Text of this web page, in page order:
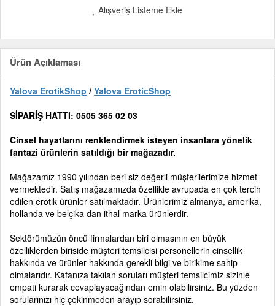
Alışveriş Listeme Ekle
Ürün Açıklaması
Yalova ErotikShop / Yalova EroticShop
SİPARİŞ HATTI: 0505 365 02 03
Cinsel hayatlarını renklendirmek isteyen insanlara yönelik
fantazi ürünlerin satıldığı bir mağazadır.
Mağazamız 1990 yılından beri siz değerli müşterilerimize hizmet
vermektedir. Satış mağazamızda özellikle avrupada en çok tercih
edilen erotik ürünler satılmaktadır. Ürünlerimiz almanya, amerika,
hollanda ve belçika dan ithal marka ürünlerdir.
Sektörümüzün öncü firmalardan biri olmasının en büyük
özelliklerden biriside müşteri temsilcisi personellerin cinsellik
hakkında ve ürünler hakkında gerekli bilgi ve birikime sahip
olmalarıdır. Kafanıza takılan soruları müşteri temsilcimiz sizinle
empati kurarak cevaplayacağından emin olabilirsiniz. Bu yüzden
sorularınızı hiç çekinmeden arayıp sorabilirsiniz.